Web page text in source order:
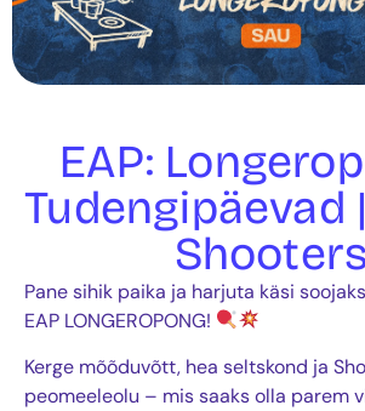
EAP:
Tudengipäevad
Pane sihik paika ja harjuta käsi
EAP LONGEROPONG!
Kerge mõõduvõtt, hea seltskond ja
peomeeleolu – mis saaks olla parem